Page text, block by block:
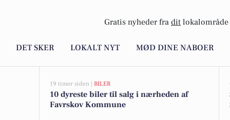
Gratis nyheder fra dit lokalområde
DET SKER LOKALT NYT MØD DINE NABOER
19 timer siden | BILER
10 dyreste biler til salg i nærheden af
Favrskov Kommune